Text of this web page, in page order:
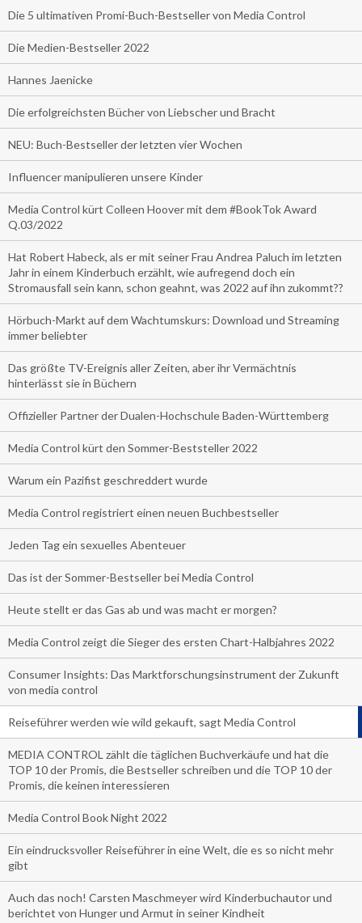
Die 5 ultimativen Promi-Buch-Bestseller von Media Control
Die Medien-Bestseller 2022
Hannes Jaenicke
Die erfolgreichsten Bücher von Liebscher und Bracht
NEU: Buch-Bestseller der letzten vier Wochen
Influencer manipulieren unsere Kinder
Media Control kürt Colleen Hoover mit dem #BookTok Award
Q.03/2022
Hat Robert Habeck, als er mit seiner Frau Andrea Paluch im letzten
Jahr in einem Kinderbuch erzählt, wie aufregend doch ein
Stromausfall sein kann, schon geahnt, was 2022 auf ihn zukommt??
Hörbuch-Markt auf dem Wachtumskurs: Download und Streaming
immer beliebter
Das größte TV-Ereignis aller Zeiten, aber ihr Vermächtnis
hinterlässt sie in Büchern
Offizieller Partner der Dualen-Hochschule Baden-Württemberg
Media Control kürt den Sommer-Beststeller 2022
Warum ein Pazifist geschreddert wurde
Media Control registriert einen neuen Buchbestseller
Jeden Tag ein sexuelles Abenteuer
Das ist der Sommer-Bestseller bei Media Control
Heute stellt er das Gas ab und was macht er morgen?
Media Control zeigt die Sieger des ersten Chart-Halbjahres 2022
Consumer Insights: Das Marktforschungsinstrument der Zukunft
von media control
Reiseführer werden wie wild gekauft, sagt Media Control
MEDIA CONTROL zählt die täglichen Buchverkäufe und hat die
TOP 10 der Promis, die Bestseller schreiben und die TOP 10 der
Promis, die keinen interessieren
Media Control Book Night 2022
Ein eindrucksvoller Reiseführer in eine Welt, die es so nicht mehr
gibt
Auch das noch! Carsten Maschmeyer wird Kinderbuchautor und
berichtet von Hunger und Armut in seiner Kindheit